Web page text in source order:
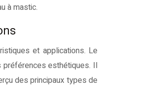
à mastic.
et applications. Le
préférences esthétiques. Il
des principaux types de